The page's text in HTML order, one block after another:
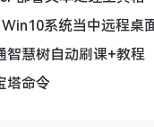
系统当中远程桌
智慧树自动刷课+教程
塔命令